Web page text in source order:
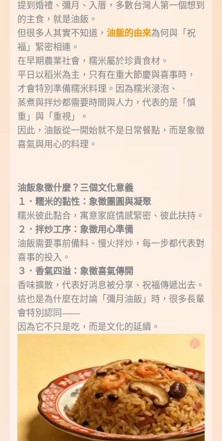
提到婚禮、彌月、入厝，多數台灣人第一個想到
的主食，就是油飯。
但很多人其實不知道，油飯的由來為何與「祝
福」緊密相連。
在早期農業社會，糯米屬於珍貴食材。
平日以稻米為主，只有在重大節慶與喜事時，
才會特別準備糯米料理。因為糯米浸泡、
蒸煮與拌炒都需要時間與人力，代表的是「慎
重」與「重視」。
因此，油飯從一開始就不是日常餐點，而是象徵
喜氣與用心的料理。
油飯象徵什麼？三個文化意義
１．糯米的黏性：象徵團圓與凝聚
糯米彼此黏合，寓意家庭情感緊密、彼此扶持。
２．拌炒工序：象徵用心準備
油飯需要事前備料、慢火拌炒，每一步都代表對
喜事的投入。
３．香氣四溢：象徵喜氣傳開
香味擴散，代表好消息被分享、祝福傳遞出去。
這也是為什麼在討論「彌月油飯」時，很多長輩
會特別認同——
因為它不只是吃，而是文化的延續。